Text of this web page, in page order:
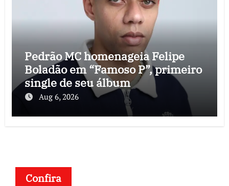
Pedrão MC homenageia Felipe
Boladão em “Famoso P”, primeiro
single de seu álbum
Aug 6, 2026
Confira